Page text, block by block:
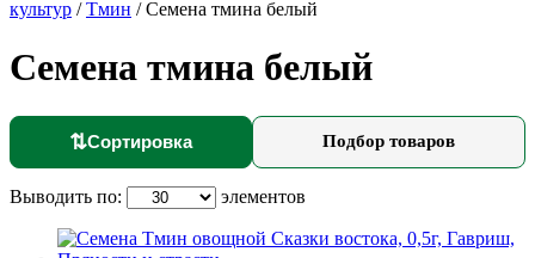
культур /Тмин /Семена тмина белый
Семена тмина белый
⇅Сортировка Подбор товаров
Выводить по: элементов